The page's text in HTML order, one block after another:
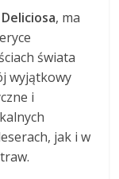
, ma
świata
wyjątkowy
i
jak i w